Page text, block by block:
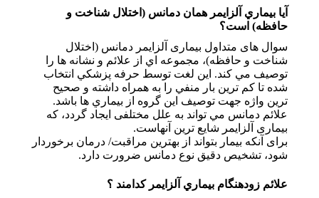
آيا بيماري آلزايمر همان دمانس (اختلال شناخت و
حافظه) است؟
سوال های متداول بیماری آلزایمر دمانس (اختلال
شناخت و حافظه)، مجموعه اي از علائم و نشانه ها را
توصيف مي كند. اين لغت توسط حرفه پزشكي انتخاب
شده تا کم ترین بار منفي را به همراه داشته و صحيح
ترين واژه جهت توصيف اين گروه از بيماري ها باشد.
علائم دمانس مي تواند به علل مختلفی ايجاد گردد، که
بیماری آلزایمر شایع ترین آنهاست.
برای آنکه بیمار بتواند از بهترین مراقبت/ درمان برخوردار
شود، تشخیص دقیق نوع دمانس ضرورت دارد.
علائم زودهنگام بيماري آلزايمر کدامند ؟